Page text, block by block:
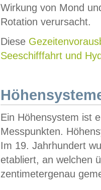
Wirkung von Mond
Rotation verursacht.
Diese
Seeschifffahrt und
Ein Höhensystem ist
Messpunkten.
Im 19. Jahrhundert
etabliert, an welchen
zentimetergenau